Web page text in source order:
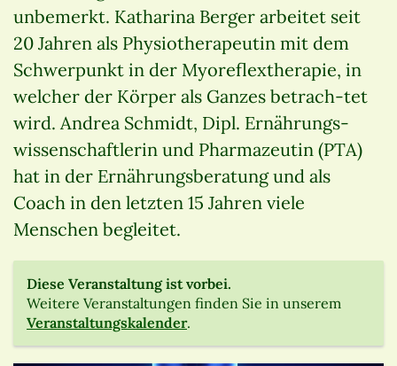
unbemerkt. Katharina Berger arbeitet seit
20 Jahren als Physiotherapeutin mit dem
Schwerpunkt in der Myoreflextherapie, in
welcher der Körper als Ganzes betrach-tet
wird. Andrea Schmidt, Dipl. Ernährungs-
wissenschaftlerin und Pharmazeutin (PTA)
hat in der Ernährungsberatung und als
Coach in den letzten 15 Jahren viele
Menschen begleitet.
Diese Veranstaltung ist vorbei.
Weitere Veranstaltungen finden Sie in unserem
Veranstaltungskalender.